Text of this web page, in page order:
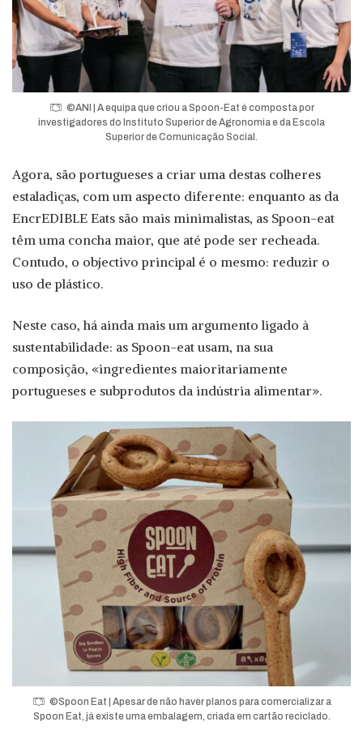
©ANI | A equipa que criou a Spoon-Eat é composta por
investigadores do Instituto Superior de Agronomia e da Escola
Superior de Comunicação Social.
Agora, são portugueses a criar uma destas colheres
estaladiças, com um aspecto diferente: enquanto as da
EncrEDIBLE Eats são mais minimalistas, as Spoon-eat
têm uma concha maior, que até pode ser recheada.
Contudo, o objectivo principal é o mesmo: reduzir o
uso de plástico.
Neste caso, há ainda mais um argumento ligado à
sustentabilidade: as Spoon-eat usam, na sua
composição, «ingredientes maioritariamente
portugueses e subprodutos da indústria alimentar».
©Spoon Eat | Apesar de não haver planos para comercializar a
Spoon Eat, já existe uma embalagem, criada em cartão reciclado.